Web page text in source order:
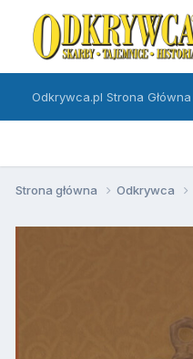
Odkrywca.pl Strona Główna
Strona główna Odkrywca